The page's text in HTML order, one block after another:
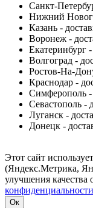
Санкт-
Нижний
Казань -
Воронеж -
Екатеринбург
Волгоград -
Ростов-На-
Краснодар -
Симферополь -
Севастополь -
Луганск -
Донецк -
Этот сайт
(Яндекс.Метрика,
улучшения качества
конфиденциальности
Ок